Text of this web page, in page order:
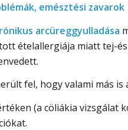
emésztési zavarok
arcüreggyulladása
ételallergiája miatt tej-
fel, hogy valami más is
(a cöliákia